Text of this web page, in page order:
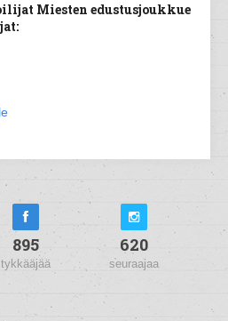
Miesten edustusjoukkue
895
tykkääjää
620
seuraajaa